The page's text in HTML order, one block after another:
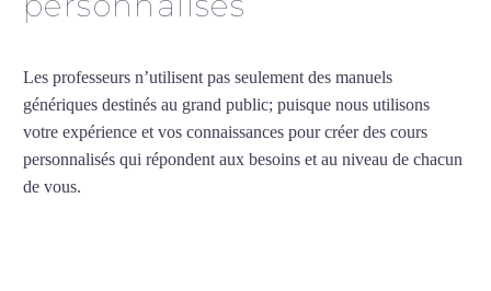
Les professeurs n’utilisent pas seulement des manuels
génériques destinés au grand public; puisque nous utilisons
votre expérience et vos connaissances pour créer des cours
personnalisés qui répondent aux besoins et au niveau de chacun
de vous.